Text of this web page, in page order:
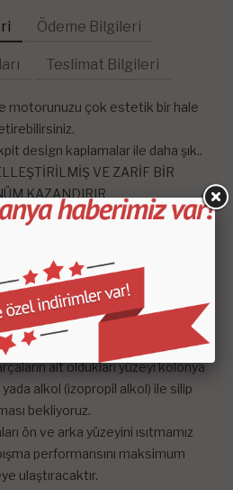
Ödeme Bilgileri
Teslimat Bilgileri
motorunuzu çok estetik bir hale
design kaplamalar ile daha şık..
VE ZARİF BİR
KAZANDIRIR
YÜZEYİNİ KORUYARAK
YÜZEY SAYESİNDE BAKIM
SONRA BİLE ŞIKLIĞINI VE
KORUR.
ait oldukları yüzeyi kolonya
alkol (izopropil alkol) ile silip
bekliyoruz.
ön ve arka yüzeyini ısıtmamız
performansını maksimum
ulaştıracaktır.